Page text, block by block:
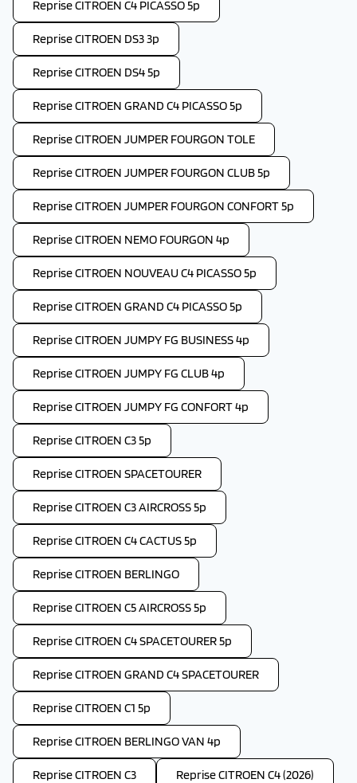
Reprise CITROEN C4 PICASSO 5p
Reprise CITROEN DS3 3p
Reprise CITROEN DS4 5p
Reprise CITROEN GRAND C4 PICASSO 5p
Reprise CITROEN JUMPER FOURGON TOLE
Reprise CITROEN JUMPER FOURGON CLUB 5p
Reprise CITROEN JUMPER FOURGON CONFORT 5p
Reprise CITROEN NEMO FOURGON 4p
Reprise CITROEN NOUVEAU C4 PICASSO 5p
Reprise CITROEN GRAND C4 PICASSO 5p
Reprise CITROEN JUMPY FG BUSINESS 4p
Reprise CITROEN JUMPY FG CLUB 4p
Reprise CITROEN JUMPY FG CONFORT 4p
Reprise CITROEN C3 5p
Reprise CITROEN SPACETOURER
Reprise CITROEN C3 AIRCROSS 5p
Reprise CITROEN C4 CACTUS 5p
Reprise CITROEN BERLINGO
Reprise CITROEN C5 AIRCROSS 5p
Reprise CITROEN C4 SPACETOURER 5p
Reprise CITROEN GRAND C4 SPACETOURER
Reprise CITROEN C1 5p
Reprise CITROEN BERLINGO VAN 4p
Reprise CITROEN C3 Reprise CITROEN C4 (2026)